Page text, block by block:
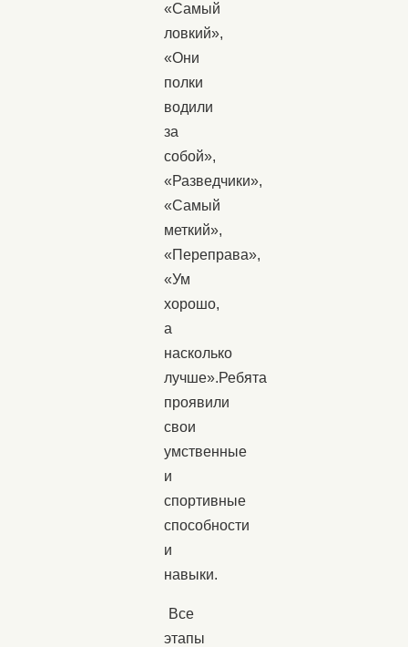
«Самый
ловкий»,
«Они
полки
водили
за
собой»,
«Разведчики»,
«Самый
меткий»,
«Переправа»,
«Ум
хорошо,
а
насколько
лучше».Ребята
проявили
свои
умственные
и
спортивные
способности
и
навыки.
Все
этапы